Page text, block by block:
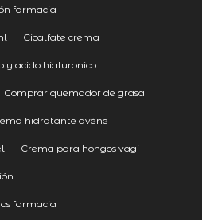
farmacia
Cicalfate crema
y acido hialuronico
Comprar quemador de grasa
hidratante avène
Crema para hongos vagi
farmacia